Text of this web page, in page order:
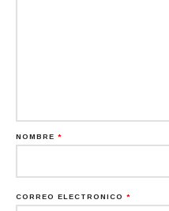
NOMBRE *
CORREO ELECTRÓNICO *